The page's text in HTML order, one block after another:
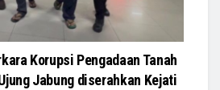
Korupsi Pengadaan Tanah
Jabung diserahkan Kejati